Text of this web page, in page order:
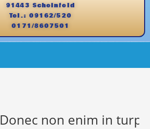
91443 Scheinfeld
Tel.: 09162/520
0171/8607501
Donec non enim in